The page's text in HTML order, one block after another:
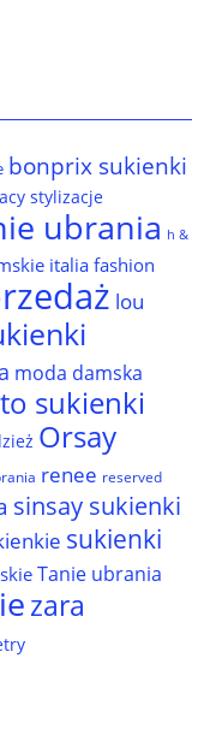
bonprix sukienki
stylizacje
ubrania h &
italia fashion
lou
moda damska
sukienki
Orsay
renee reserved
sinsay sukienki
sukienki
Tanie ubrania
zara